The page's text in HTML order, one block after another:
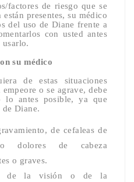
factores de riesgo que se
presentes, su médico
del uso de Diane frente a
con usted antes
usarlo.
su médico
de estas situaciones
o se agrave, debe
lo antes posible, ya que
Diane.
de cefaleas de
dolores de cabeza
o graves.
de la visión o de la